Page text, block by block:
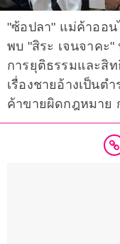
"ซ้อปลา" แม่ค้าออน
พบ "สิระ เจนจาคะ
การยุติธรรมและสิ
เรื่องชายอ้างเป็นต
ค้าขายผิดกฎหมาย